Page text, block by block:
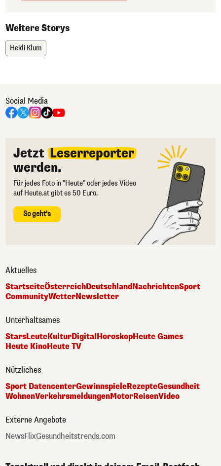
Weitere Storys
Heidi Klum
Social Media
Jetzt Leserreporter
werden.
Für jedes Foto in "Heute" oder jedes Video
auf Heute.at gibt es 50 Euro.
So geht's
Aktuelles
StartseiteÖsterreichDeutschlandNachrichtenSport
CommunityWetterNewsletter
Unterhaltsames
StarsLeuteKulturDigital HoroskopHeute Games
Heute KinoHeute TV
Nützliches
Sport DatencenterGewinnspieleRezepteGesundheit
WohnenVerkehrsmeldungenMotorReisenVideo
Externe Angebote
NewsFlixGesundheitstrends.com